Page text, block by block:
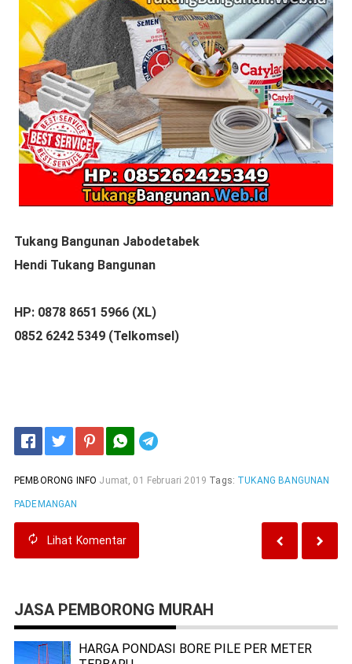
Tukang Bangunan Jabodetabek
Hendi Tukang Bangunan
HP: 0878 8651 5966 (XL)
0852 6242 5349 (Telkomsel)
PEMBORONG INFO Jumat, 01 Februari 2019 Tags: TUKANG BANGUNAN
PADEMANGAN
Lihat Komentar
JASA PEMBORONG MURAH
HARGA PONDASI BORE PILE PER METER